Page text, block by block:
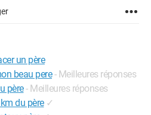
un père
beau pere - Meilleures réponses
père- Meilleures réponses
du père ✓